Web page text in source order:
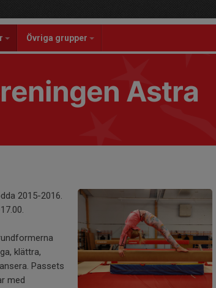
Övriga grupper
Astra
2015-2016.
klättra,
Passets
med